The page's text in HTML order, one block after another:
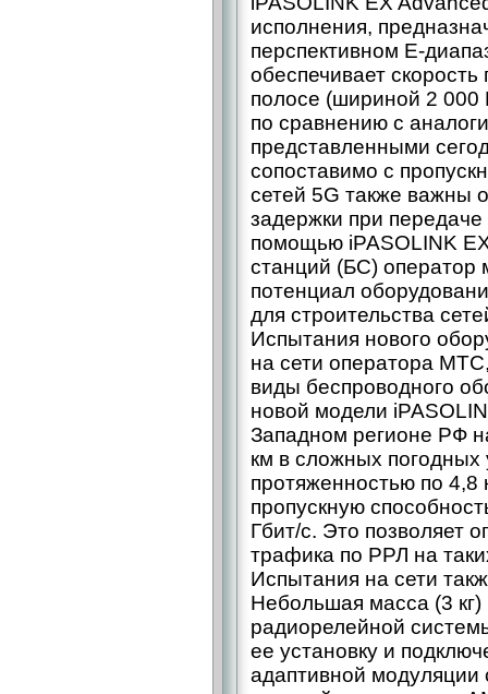
исполнения,
перспективном E-
обеспечивает
полосе (шириной 2 000
по сравнению с
представленными
сопоставимо с
сетей 5G также важны
задержки при
помощью iPASOLINK
станций (БС) оператор
потенциал
для строительства
Испытания нового
на сети оператора
виды беспроводного
новой модели
Западном регионе РФ
км в сложных погодных
протяженностью по
пропускную
Гбит/с. Это позволяет
трафика по РРЛ на
Испытания на сети
Небольшая масса (3
радиорелейной
ее установку и
адаптивной